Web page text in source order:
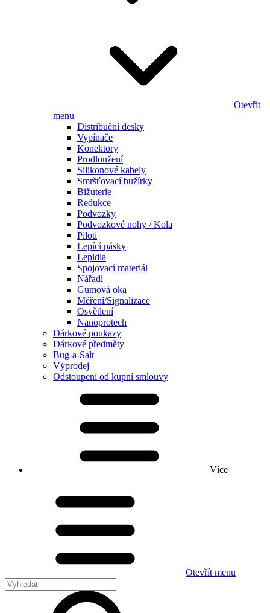
Otevřít
menu
Distribuční desky
Vypínače
Konektory
Prodloužení
Silikonové kabely
Smršťovací bužírky
Bižuterie
Redukce
Podvozky
Podvozkové nohy / Kola
Piloti
Lepící pásky
Lepidla
Spojovací materiál
Nářadí
Gumová oka
Měření/Signalizace
Osvětlení
Nanoprotech
Dárkové poukazy
Dárkové předměty
Bug-a-Salt
Výprodej
Odstoupení od kupní smlouvy
Více
Otevřít menu